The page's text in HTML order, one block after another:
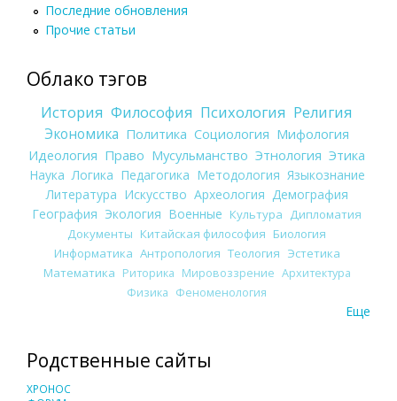
Последние обновления
Прочие статьи
Облако тэгов
История Философия Психология Религия
Экономика Политика Социология Мифология
Идеология Право Мусульманство Этнология Этика
Наука Логика Педагогика Методология Языкознание
Литература Искусство Археология Демография
География Экология Военные Культура
Дипломатия
Документы Китайская философия Биология
Информатика Антропология Теология Эстетика
Математика Риторика Мировоззрение Архитектура
Физика Феноменология
Еще
Родственные сайты
ХРОНОС